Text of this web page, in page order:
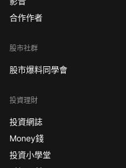
合作作者
股市社群
股市爆料同學會
投資理財
投資網誌
Money錢
投資小學堂